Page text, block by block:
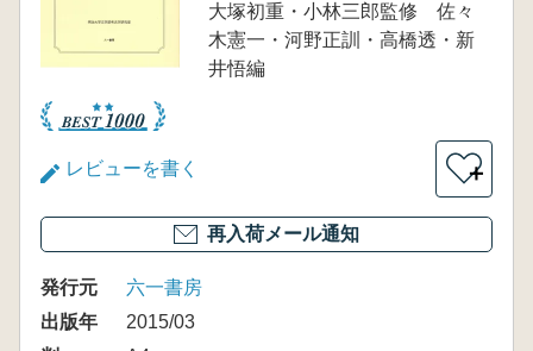
大塚初重・小林三郎監修 佐々
木憲一・河野正訓・高橋透・新
井悟編
レビューを書く ＋
再入荷メール通知
発行元
六一書房
出版年
2015/03